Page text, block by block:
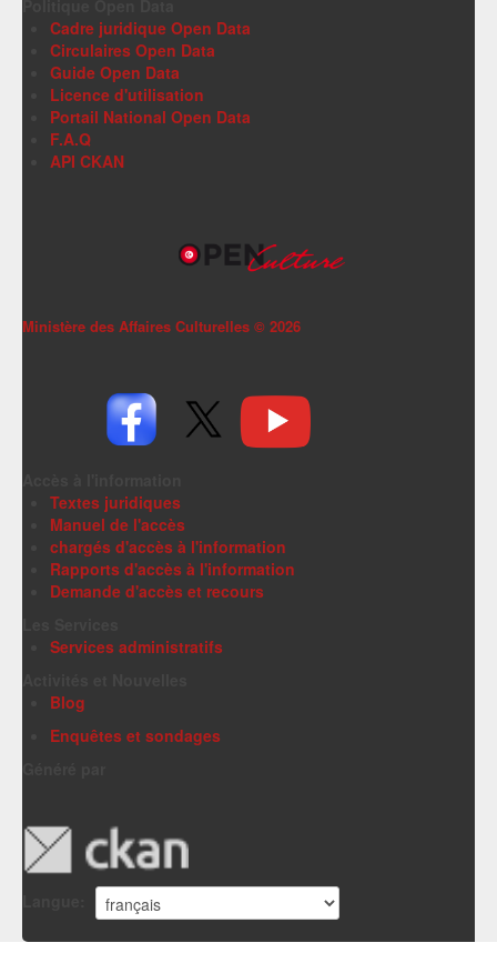
Cadre juridique Open Data
Circulaires Open Data
Guide Open Data
Licence d'utilisation
Portail National Open Data
F.A.Q
API CKAN
Ministère des Affaires Culturelles © 2026
Textes juridiques
Manuel de l'accès
chargés d'accès à l'information
Rapports d'accès à l'information
Demande d'accès et recours
Services administratifs
Blog
Enquêtes et sondages